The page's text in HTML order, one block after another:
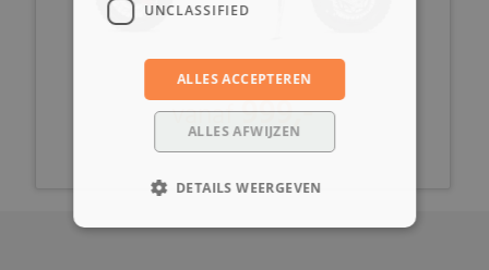
vanaf999,-
UNCLASSIFIED
ALLES ACCEPTEREN
ALLES AFWIJZEN
DETAILS WEERGEVEN